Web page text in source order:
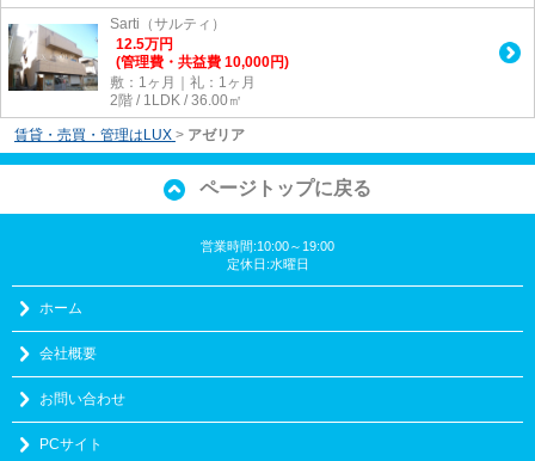
Sarti（サルティ）
12.5万円
(管理費・共益費 10,000円)
敷：1ヶ月｜礼：1ヶ月
2階 / 1LDK / 36.00㎡
賃貸・売買・管理はLUX > アゼリア
ページトップに戻る
営業時間:10:00～19:00
定休日:水曜日
ホーム
会社概要
お問い合わせ
PCサイト